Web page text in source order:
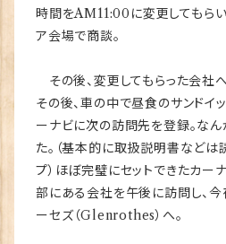
時間をAM11:00に変更してもらい
ア会場で商談。
その後、変更してもらった会社
その後、車の中で昼食のサンドイ
ーナビに次の訪問先を登録。な
た。（基本的に取扱説明書などは
プ）ほぼ完璧にセットできたカー
部にある会社を午後に訪問し、
ーセズ（Glenrothes）へ。